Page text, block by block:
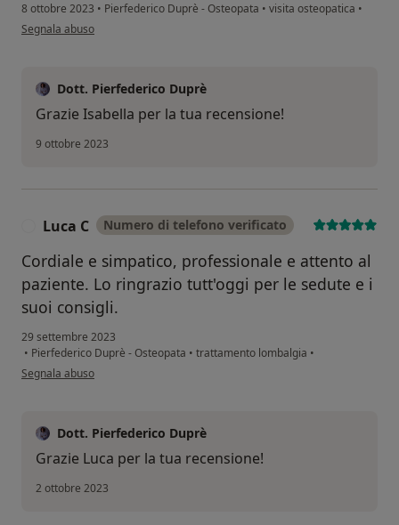
8 ottobre 2023 • Pierfederico Duprè - Osteopata • visita osteopatica •
secondo l'opinione dell'utente Isabella
Segnala abuso
Dott. Pierfederico Duprè
Grazie Isabella per la tua recensione!
9 ottobre 2023
Luca C Numero di telefono verificato
Cordiale e simpatico, professionale e attento al
paziente. Lo ringrazio tutt'oggi per le sedute e i
suoi consigli.
29 settembre 2023
• Pierfederico Duprè - Osteopata • trattamento lombalgia •
secondo l'opinione dell'utente Luca C
Segnala abuso
Dott. Pierfederico Duprè
Grazie Luca per la tua recensione!
2 ottobre 2023